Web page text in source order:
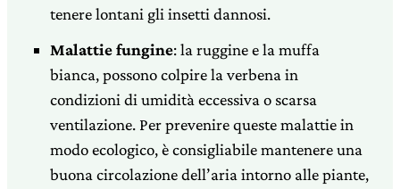
tenere lontani gli insetti dannosi.
Malattie fungine: la ruggine e la muffa
bianca, possono colpire la verbena in
condizioni di umidità eccessiva o scarsa
ventilazione. Per prevenire queste malattie in
modo ecologico, è consigliabile mantenere una
buona circolazione dell’aria intorno alle piante,